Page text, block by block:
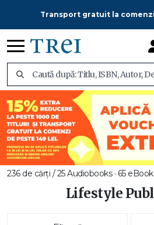
Transport gratuit la
236 de cărți / 25 Audiobooks · 65
Lifestyle